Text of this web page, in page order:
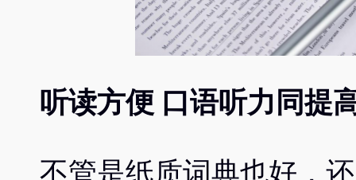
听读方便 口语听力同提
不管是纸质词典也好，